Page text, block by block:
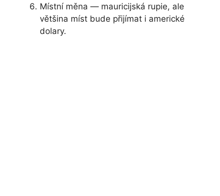
Místní měna — mauricijská rupie, ale
většina míst bude přijímat i americké
dolary.